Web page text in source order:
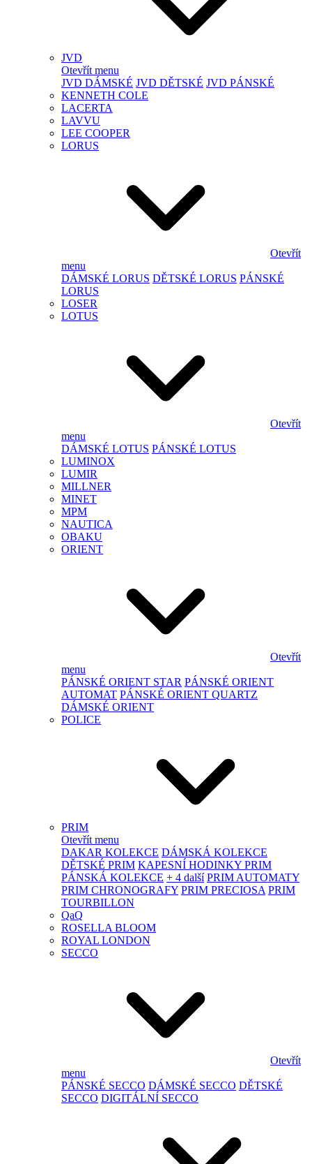
JVD
Otevřít menu
JVD DÁMSKÉ JVD DĚTSKÉ JVD PÁNSKÉ
KENNETH COLE
LACERTA
LAVVU
LEE COOPER
LORUS
Otevřít
menu
DÁMSKÉ LORUS DĚTSKÉ LORUS PÁNSKÉ
LORUS
LOSER
LOTUS
Otevřít
menu
DÁMSKÉ LOTUS PÁNSKÉ LOTUS
LUMINOX
LUMIR
MILLNER
MINET
MPM
NAUTICA
OBAKU
ORIENT
Otevřít
menu
PÁNSKÉ ORIENT STAR PÁNSKÉ ORIENT
AUTOMAT PÁNSKÉ ORIENT QUARTZ
DÁMSKÉ ORIENT
POLICE
PRIM
Otevřít menu
DAKAR KOLEKCE DÁMSKÁ KOLEKCE
DĚTSKÉ PRIM KAPESNÍ HODINKY PRIM
PÁNSKÁ KOLEKCE + 4 další PRIM AUTOMATY
PRIM CHRONOGRAFY PRIM PRECIOSA PRIM
TOURBILLON
QaQ
ROSELLA BLOOM
ROYAL LONDON
SECCO
Otevřít
menu
PÁNSKÉ SECCO DÁMSKÉ SECCO DĚTSKÉ
SECCO DIGITÁLNÍ SECCO